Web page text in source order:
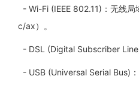
- Wi-Fi (IEEE 802.11) ：无线
c/ax）。
- DSL (Digital Subscriber
- USB (Universal Serial Bus)